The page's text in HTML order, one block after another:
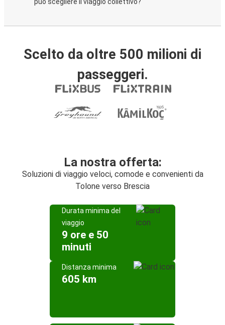
Scelto da oltre 500 milioni di
passeggeri.
La nostra offerta:
Soluzioni di viaggio veloci, comode e convenienti da
Tolone verso Brescia
Durata minima del
viaggio
9 ore e 50
minuti
Distanza minima
605 km